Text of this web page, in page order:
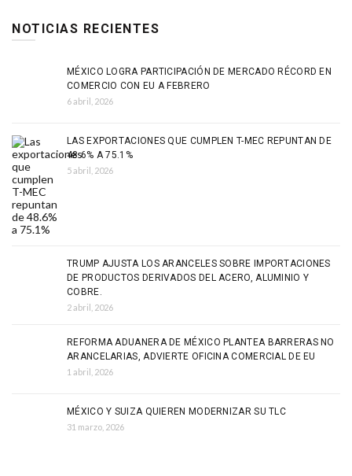
NOTICIAS RECIENTES
MÉXICO LOGRA PARTICIPACIÓN DE MERCADO RÉCORD EN
COMERCIO CON EU A FEBRERO
6 abril, 2026
LAS EXPORTACIONES QUE CUMPLEN T-MEC REPUNTAN DE
48.6% A 75.1%
5 abril, 2026
TRUMP AJUSTA LOS ARANCELES SOBRE IMPORTACIONES
DE PRODUCTOS DERIVADOS DEL ACERO, ALUMINIO Y
COBRE.
2 abril, 2026
REFORMA ADUANERA DE MÉXICO PLANTEA BARRERAS NO
ARANCELARIAS, ADVIERTE OFICINA COMERCIAL DE EU
1 abril, 2026
MÉXICO Y SUIZA QUIEREN MODERNIZAR SU TLC
31 marzo, 2026